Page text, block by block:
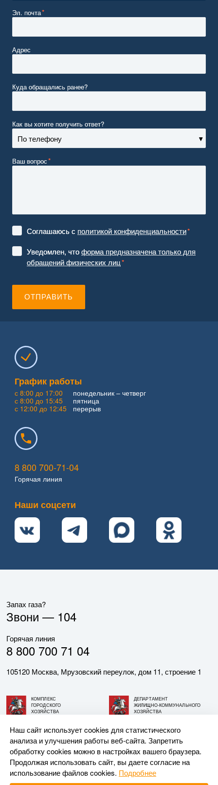
График работы
с 8:00 до 17:00
понедельник – четверг
с 8:00 до 15:45
пятница
с 12:00 до 12:45
перерыв
8 800 700-71-04
Горячая линия
Наши соцсети
Запах газа?
Звони — 104
Горячая линия
8 800 700 71 04
105120 Москва, Мрузовский переулок, дом 11, строение 1
КОМПЛЕКС
ГОРОДСКОГО
ХОЗЯЙСТВА
ДЕПАРТАМЕНТ
ЖИЛИЩНО-КОММУНАЛЬНОГО
ХОЗЯЙСТВА
© АО «МОСГАЗ», 2026. При использовании материалов
ссылка на сайт обязательна.
Разработка и поддержка —Upriver
Наш сайт использует cookies для статистического
анализа и улучшения работы веб-сайта. Запретить
обработку cookies можно в настройках вашего браузера.
Продолжая использовать сайт, вы даете согласие на
использование файлов cookies. Подробнее